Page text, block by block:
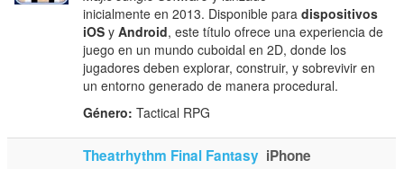
inicialmente en 2013. Disponible paradispositivos
iOS yAndroid, este título ofrece una experiencia de
juego en un mundo cuboidal en 2D, donde los
jugadores deben explorar, construir, y sobrevivir en
un entorno generado de manera procedural.
Género: Tactical RPG
Theatrhythm Final Fantasy iPhone